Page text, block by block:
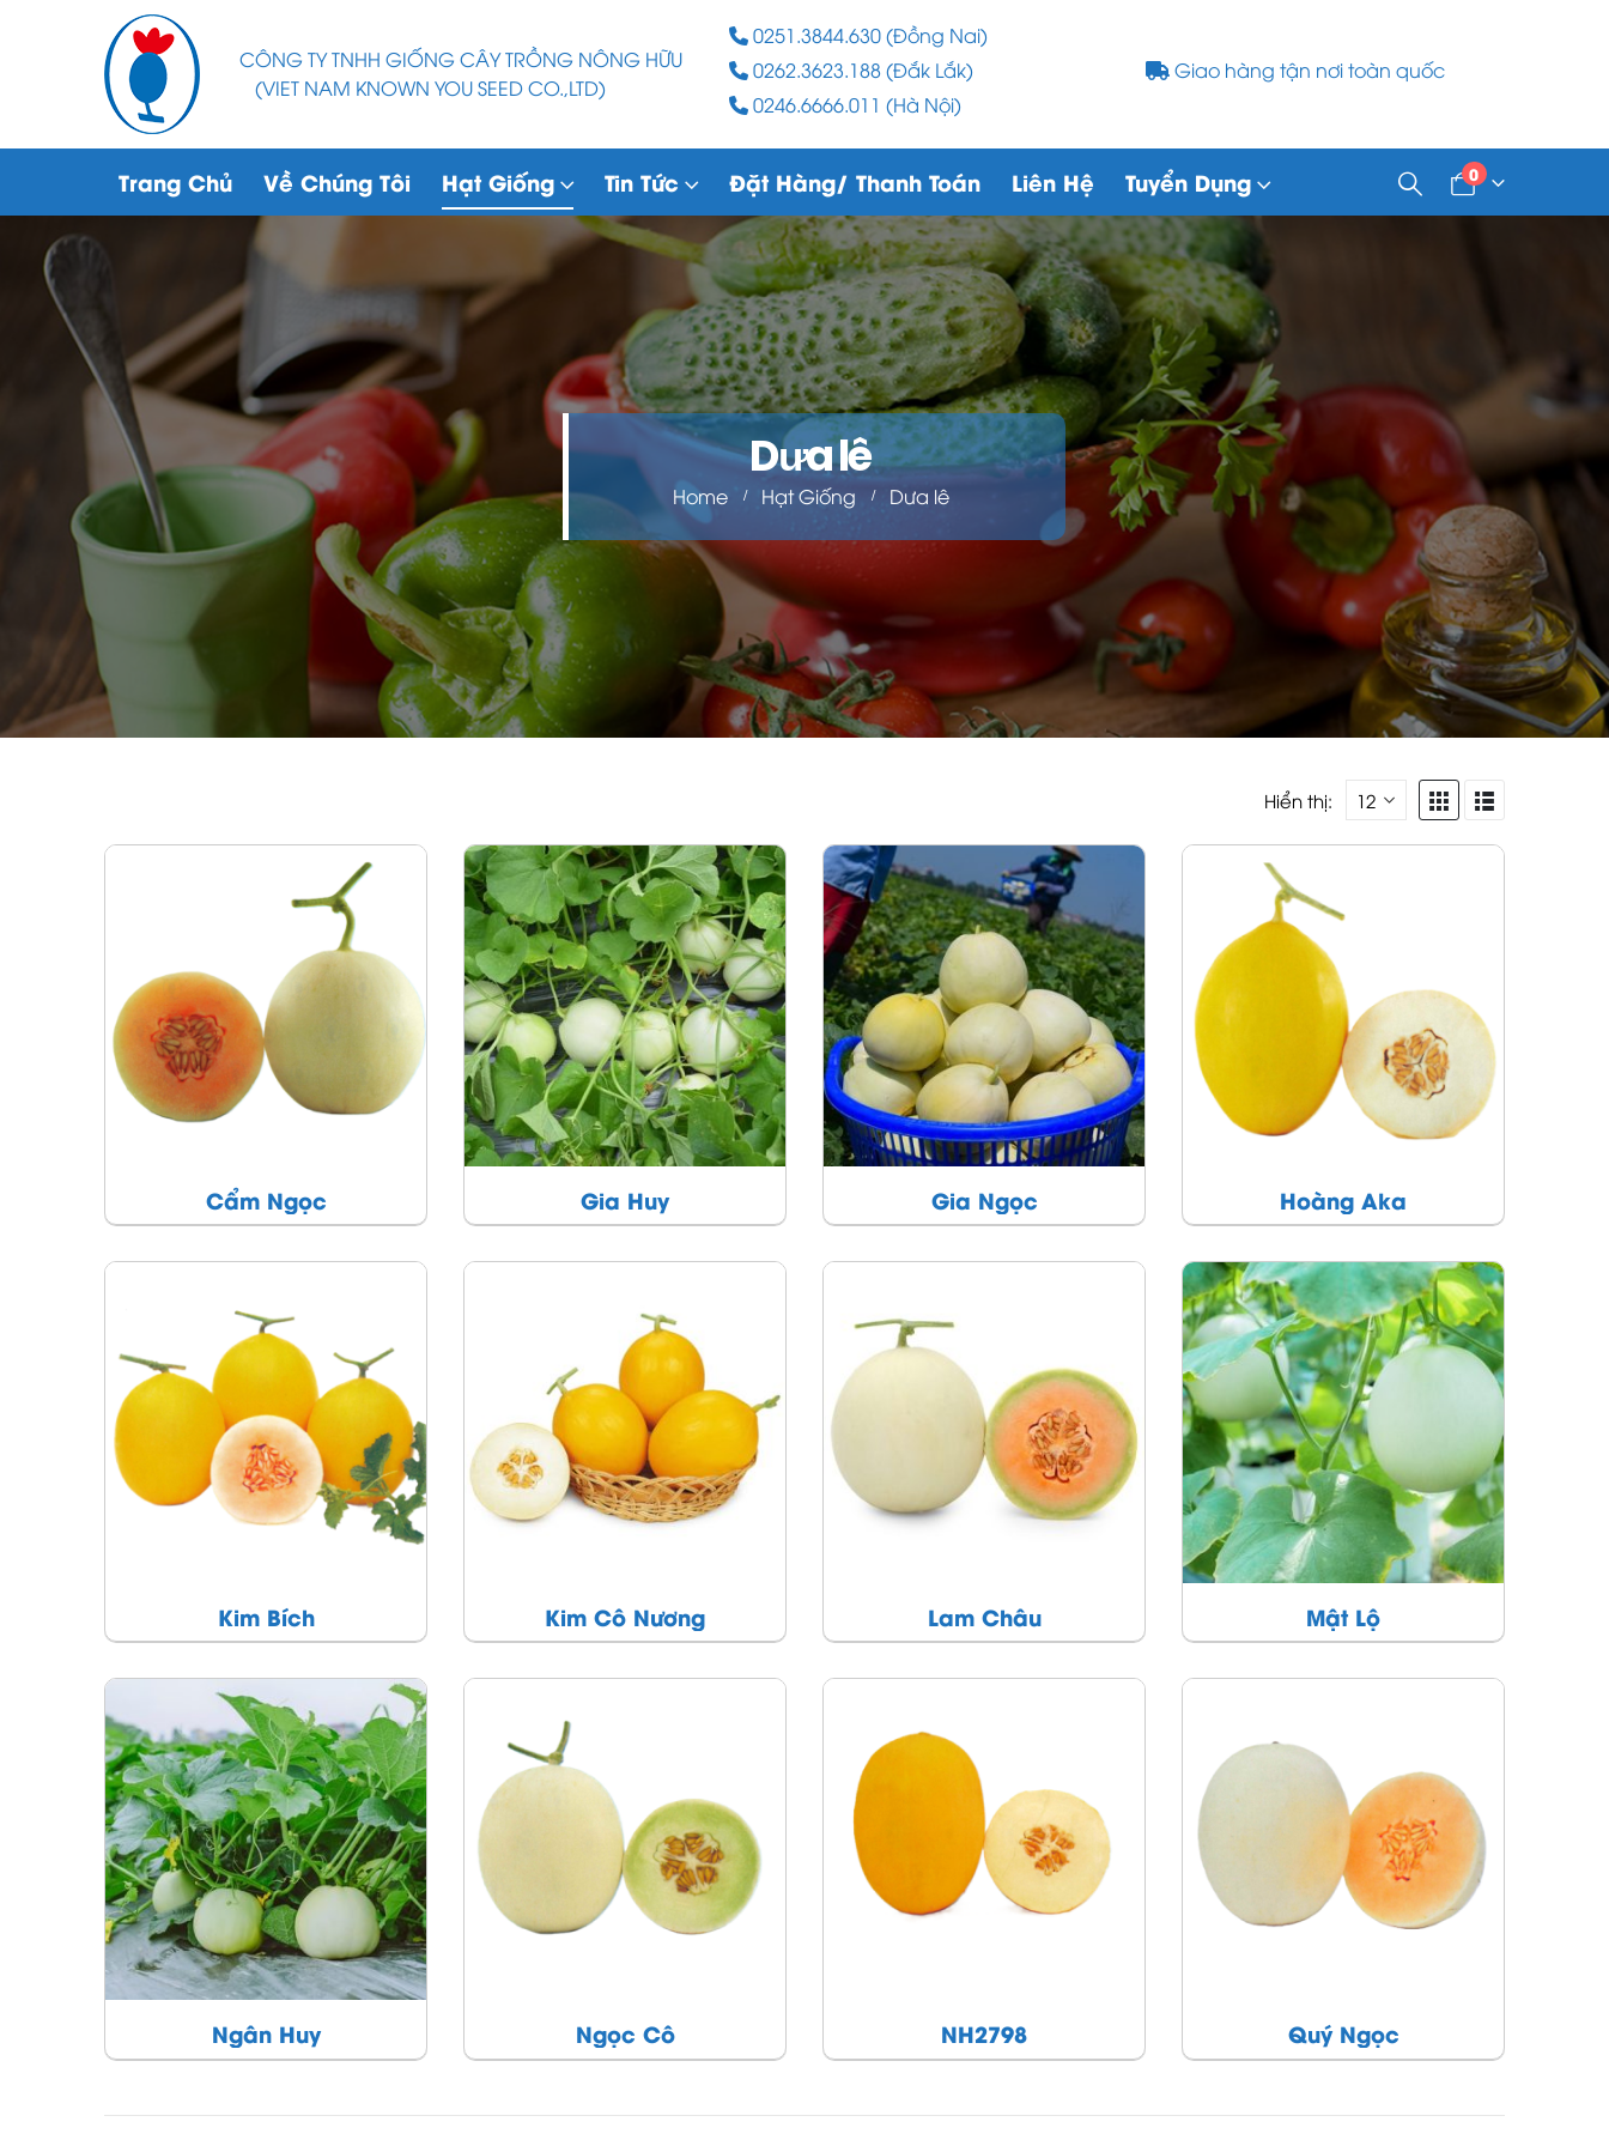
CÔNG TY TNHH GIỐNG CÂY TRỒNG NÔNG HỮU
(VIET NAM KNOWN YOU SEED CO.,LTD)
0251.3844.630 (Đồng Nai)
0262.3623.188 (Đắk Lắk)
0246.6666.011 (Hà Nội)
Giao hàng tận nơi toàn quốc
Trang Chủ Về Chúng Tôi Hạt Giống Tin Tức Đặt Hàng/ Thanh Toán Liên Hệ Tuyển Dụng 0
Dưa lê
Home Hạt Giống Dưa lê
Hiển thị:
Cẩm Ngọc Gia Huy Gia Ngọc Hoàng Aka
Kim Bích Kim Cô Nương Lam Châu Mật Lộ
Ngân Huy Ngọc Cô NH2798 Quý Ngọc